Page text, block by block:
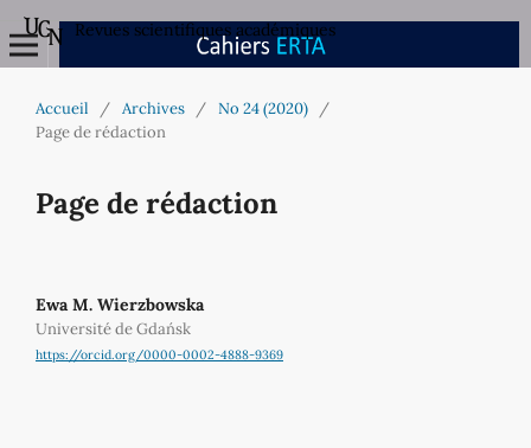
Revues scientifiques académiques
Accueil / Archives / No 24 (2020)
/
Page de rédaction
Page de rédaction
Ewa M. Wierzbowska
Université de Gdańsk
https://orcid.org/0000-0002-4888-9369